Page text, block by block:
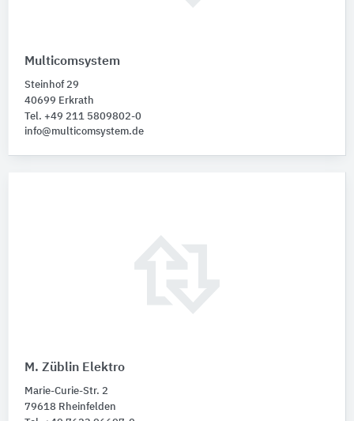
Multicomsystem
Steinhof 29
40699 Erkrath
Tel. +49 211 5809802-0
info@multicomsystem.de
M. Züblin Elektro
Marie-Curie-Str. 2
79618 Rheinfelden